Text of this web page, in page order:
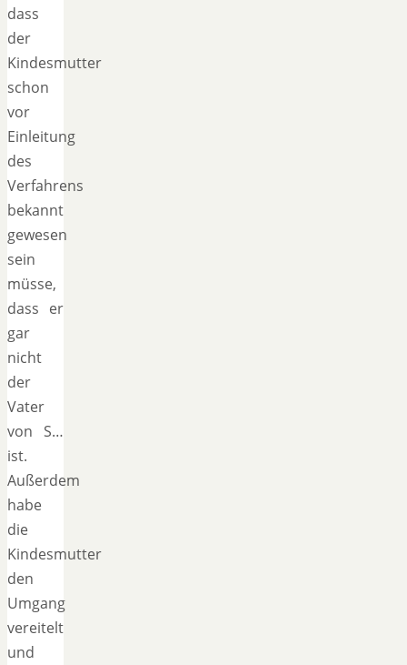
dass
der
Kindesmutter
schon
vor
Einleitung
des
Verfahrens
bekannt
gewesen
sein
müsse,
dass er
gar
nicht
der
Vater
von S…
ist.
Außerdem
habe
die
Kindesmutter
den
Umgang
vereitelt
und